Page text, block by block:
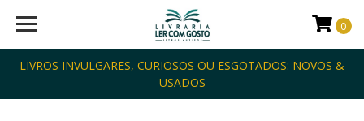
LIVROS INVULGARES, CURIOSOS OU ESGOTADOS: NOVOS &
USADOS
0